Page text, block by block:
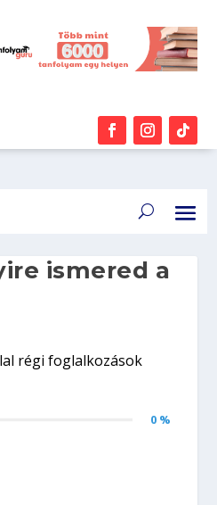
ismered a
0 %